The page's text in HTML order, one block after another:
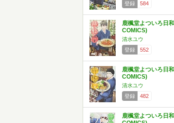
登録
584
鹿楓堂よついろ日
COMICS)
清水ユウ
登録
552
鹿楓堂よついろ日
COMICS)
清水ユウ
登録
482
鹿楓堂よついろ日